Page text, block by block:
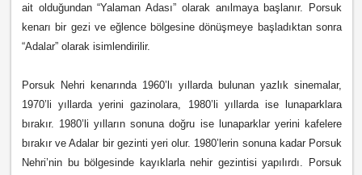
ait olduğundan “Yalaman Adası” olarak anılmaya başlanır. Porsuk
kenarı bir gezi ve eğlence bölgesine dönüşmeye başladıktan sonra
“Adalar” olarak isimlendirilir.
Porsuk Nehri kenarında 1960’lı yıllarda bulunan yazlık sinemalar,
1970’li yıllarda yerini gazinolara, 1980’li yıllarda ise lunaparklara
bırakır. 1980’li yılların sonuna doğru ise lunaparklar yerini kafelere
bırakır ve Adalar bir gezinti yeri olur. 1980’lerin sonuna kadar Porsuk
Nehri’nin bu bölgesinde kayıklarla nehir gezintisi yapılırdı. Porsuk